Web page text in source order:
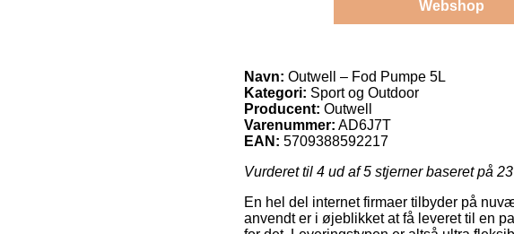
Webshop
Navn: Outwell – Fod Pumpe 5L
Kategori: Sport og Outdoor
Producent: Outwell
Varenummer: AD6J7T
EAN: 5709388592217
Vurderet til 4 ud af 5 stjerner baseret på 23
En hel del internet firmaer tilbyder på
anvendt er i øjeblikket at få leveret til en